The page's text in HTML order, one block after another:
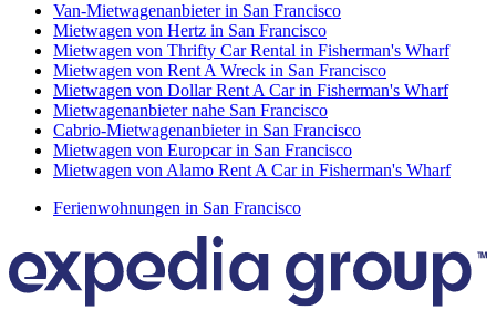
Van-Mietwagenanbieter in San Francisco
Mietwagen von Hertz in San Francisco
Mietwagen von Thrifty Car Rental in Fisherman's Wharf
Mietwagen von Rent A Wreck in San Francisco
Mietwagen von Dollar Rent A Car in Fisherman's Wharf
Mietwagenanbieter nahe San Francisco
Cabrio-Mietwagenanbieter in San Francisco
Mietwagen von Europcar in San Francisco
Mietwagen von Alamo Rent A Car in Fisherman's Wharf
Ferienwohnungen in San Francisco